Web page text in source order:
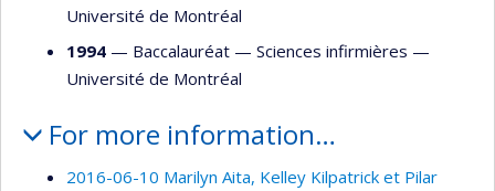
Université de Montréal
1994 — Baccalauréat — Sciences infirmières —
Université de Montréal
For more information…
2016-06-10 Marilyn Aita, Kelley Kilpatrick et Pilar